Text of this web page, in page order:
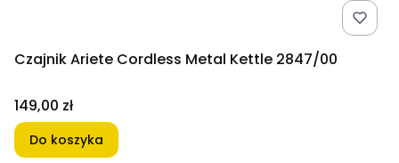
Czajnik Ariete Cordless Metal Kettle 2847/00
Cena
149,00 zł
Do koszyka